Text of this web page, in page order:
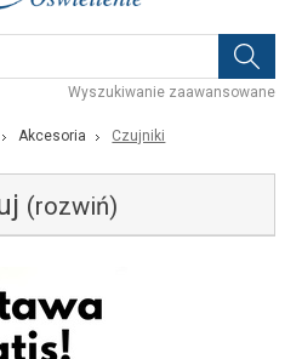
Wyszukiwanie zaawansowane
Akcesoria Czujniki
(rozwiń)